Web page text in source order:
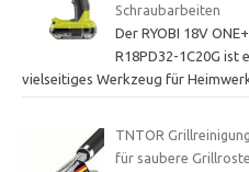
Schraubarbeiten
Der RYOBI 18V
R18PD32-1C20G ist
vielseitiges Werkzeug für
TNTOR
für saubere Grillroste